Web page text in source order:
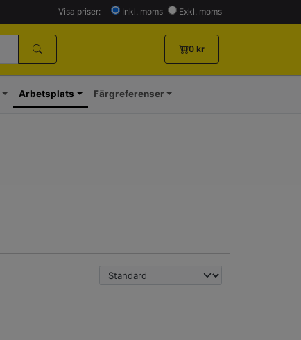
Visa priser: Inkl. moms Exkl. moms
0 kr
Arbetsplats Färgreferenser